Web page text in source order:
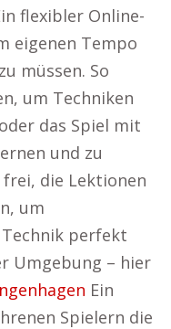
flexibler Online-
eigenen Tempo
müssen. So
um Techniken
das Spiel mit
und zu
die Lektionen
um
perfekt
Umgebung – hier
Ein
Spielern die